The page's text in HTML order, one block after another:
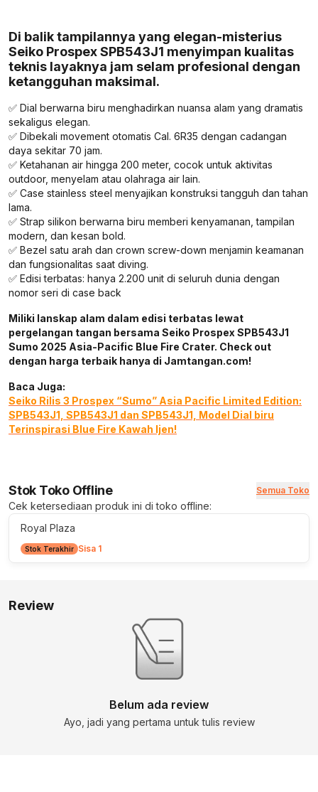
Di balik tampilannya yang elegan-misterius
Seiko Prospex SPB543J1 menyimpan kualitas
teknis layaknya jam selam profesional dengan
ketangguhan maksimal.
✅ Dial berwarna biru menghadirkan nuansa alam yang dramatis
sekaligus elegan.
✅ Dibekali movement otomatis Cal. 6R35 dengan cadangan
daya sekitar 70 jam.
✅ Ketahanan air hingga 200 meter, cocok untuk aktivitas
outdoor, menyelam atau olahraga air lain.
✅ Case stainless steel menyajikan konstruksi tangguh dan tahan
lama.
✅ Strap silikon berwarna biru memberi kenyamanan, tampilan
modern, dan kesan bold.
✅ Bezel satu arah dan crown screw-down menjamin keamanan
dan fungsionalitas saat diving.
✅ Edisi terbatas: hanya 2.200 unit di seluruh dunia dengan
nomor seri di case back
Miliki lanskap alam dalam edisi terbatas lewat
pergelangan tangan bersama Seiko Prospex SPB543J1
Sumo 2025 Asia-Pacific Blue Fire Crater. Check out
dengan harga terbaik hanya di Jamtangan.com!
Baca Juga:
Seiko Rilis 3 Prospex “Sumo” Asia Pacific Limited Edition:
SPB543J1, SPB543J1 dan SPB543J1, Model Dial biru
Terinspirasi Blue Fire Kawah Ijen!
Stok Toko Offline Semua Toko
Cek ketersediaan produk ini di toko offline:
Royal Plaza
Stok Terakhir Sisa 1
Review
Belum ada review
Ayo, jadi yang pertama untuk tulis review